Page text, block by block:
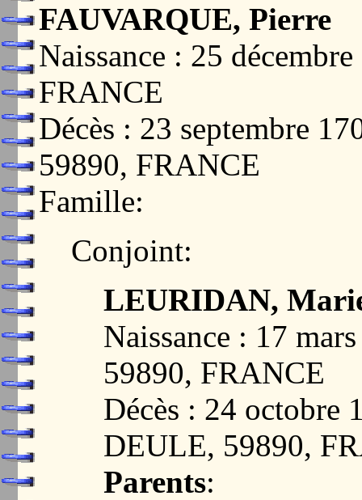
FAUVARQUE, Pierre
Naissance : 25
FRANCE
Décès : 23 septembre
59890, FRANCE
Famille:
Conjoint:
LEURIDAN,
Naissance : 17
59890, FRANCE
Décès : 24 octobre
DEULE, 59890,
Parents: